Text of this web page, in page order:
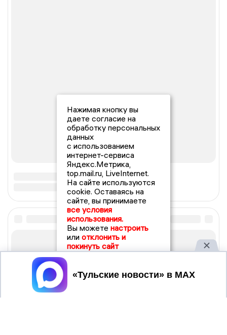
Нажимая кнопку вы
даете согласие на
обработку персональных
данных
с использованием
интернет-сервиса
Яндекс.Метрика,
top.mail.ru, LiveInternet.
На сайте используются
cookie. Оставаясь на
сайте, вы принимаете
все условия
использования.
Вы можете настроить
или отклонить и
покинуть сайт
Принять